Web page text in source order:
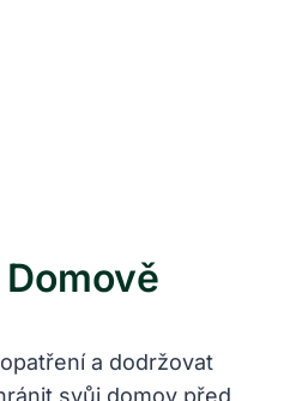
a dodržovat
svůj domov před